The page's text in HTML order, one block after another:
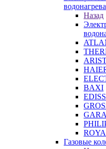
Назад
BAXI
Газовые